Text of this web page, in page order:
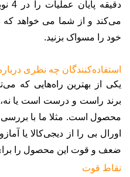
خود را مسواک بزنید.
استفاده‌کنندگان چه نظری
یکی از بهترین راه‌هایی که
برند راست و درست است یا
محصول است. مثلا ما با بررسی
اورال بی را از دیجی‌کالا یا
ضعف و قوت این محصول را
نقاط قوت